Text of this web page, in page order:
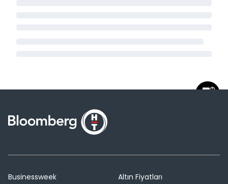
Businessweek
Altın Fiyatları